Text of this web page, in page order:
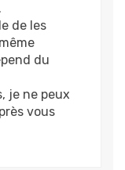
de les
du
je ne peux
vous